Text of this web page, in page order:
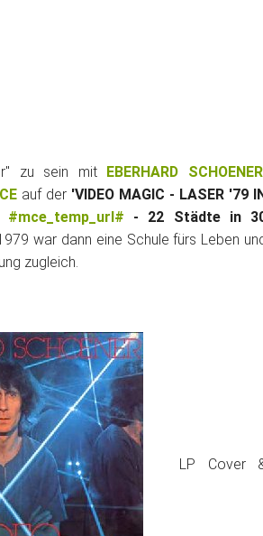
zu sein mit EBERHARD SCHOENER
auf der 'VIDEO MAGIC - LASER '79
#mce_temp_url# - 22 Städte in
war dann eine Schule fürs Leben
zugleich.
LP Cover